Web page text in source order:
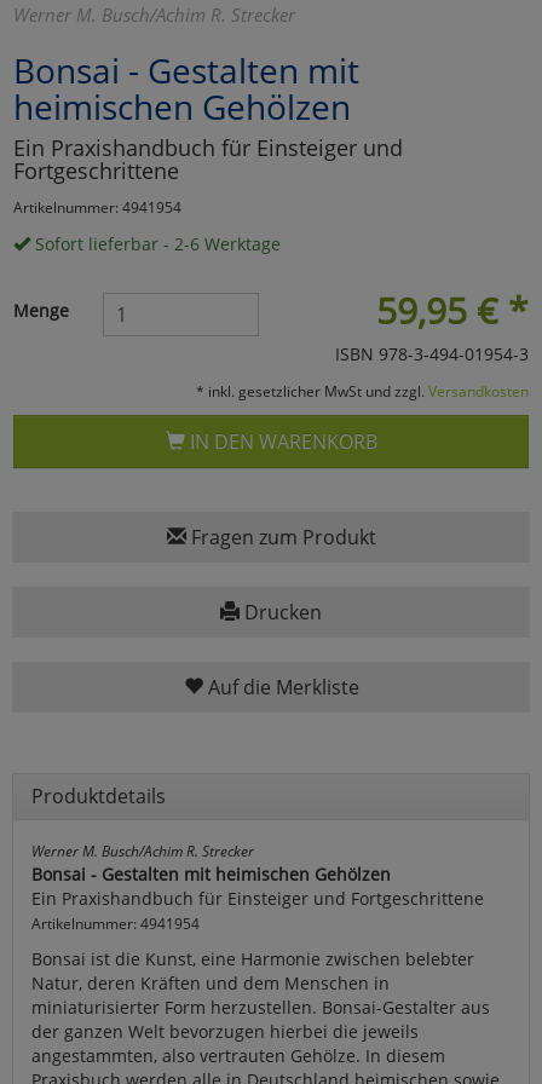
Werner M. Busch/Achim R. Strecker
Bonsai - Gestalten mit
heimischen Gehölzen
Ein Praxishandbuch für Einsteiger und
Fortgeschrittene
Artikelnummer: 4941954
Sofort lieferbar - 2-6 Werktage
59,95 € *
Menge
ISBN 978-3-494-01954-3
* inkl. gesetzlicher MwSt und zzgl. Versandkosten
IN DEN WARENKORB
Fragen zum Produkt
Drucken
Auf die Merkliste
Produktdetails
Werner M. Busch/Achim R. Strecker
Bonsai - Gestalten mit heimischen Gehölzen
Ein Praxishandbuch für Einsteiger und Fortgeschrittene
Artikelnummer: 4941954
Bonsai ist die Kunst, eine Harmonie zwischen belebter
Natur, deren Kräften und dem Menschen in
miniaturisierter Form herzustellen. Bonsai-Gestalter aus
der ganzen Welt bevorzugen hierbei die jeweils
angestammten, also vertrauten Gehölze. In diesem
Umfragetools
Cookies
Einstellungen speichern
zu Haupptseite